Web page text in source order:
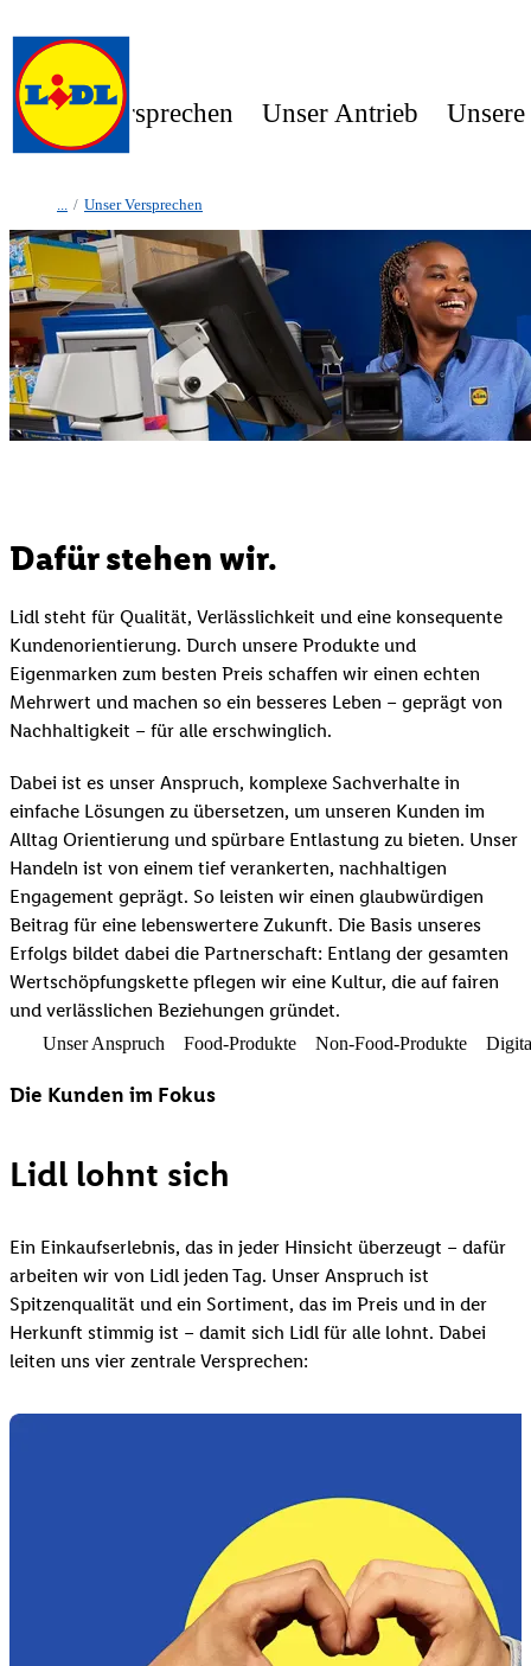
Unser Versprechen Unser Antrieb
/ Unser Versprechen
Dafür stehen wir.
Lidl steht für Qualität, Verlässlichkeit und eine konsequente
Kundenorientierung. Durch unsere Produkte und
Eigenmarken zum besten Preis schaffen wir einen echten
Mehrwert und machen so ein besseres Leben – geprägt von
Nachhaltigkeit – für alle erschwinglich.
Dabei ist es unser Anspruch, komplexe Sachverhalte in
einfache Lösungen zu übersetzen, um unseren Kunden im
Alltag Orientierung und spürbare Entlastung zu bieten. Unser
Handeln ist von einem tief verankerten, nachhaltigen
Engagement geprägt. So leisten wir einen glaubwürdigen
Beitrag für eine lebenswertere Zukunft. Die Basis unseres
Erfolgs bildet dabei die Partnerschaft: Entlang der gesamten
Wertschöpfungskette pflegen wir eine Kultur, die auf fairen
und verlässlichen Beziehungen gründet.
Unser Anspruch Food-Produkte Non-Food-Produkte
Die Kunden im Fokus
Lidl lohnt sich
Ein Einkaufserlebnis, das in jeder Hinsicht überzeugt – dafür
arbeiten wir von Lidl jeden Tag. Unser Anspruch ist
Spitzenqualität und ein Sortiment, das im Preis und in der
Herkunft stimmig ist – damit sich Lidl für alle lohnt. Dabei
leiten uns vier zentrale Versprechen: